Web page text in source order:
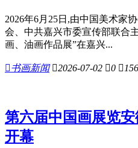
2026年6月25日,由中国美术家
会、中共嘉兴市委宣传部联合
画、油画作品展”在嘉兴...
书画新闻 2026-07-02 0 
第六届中国画展览
开幕